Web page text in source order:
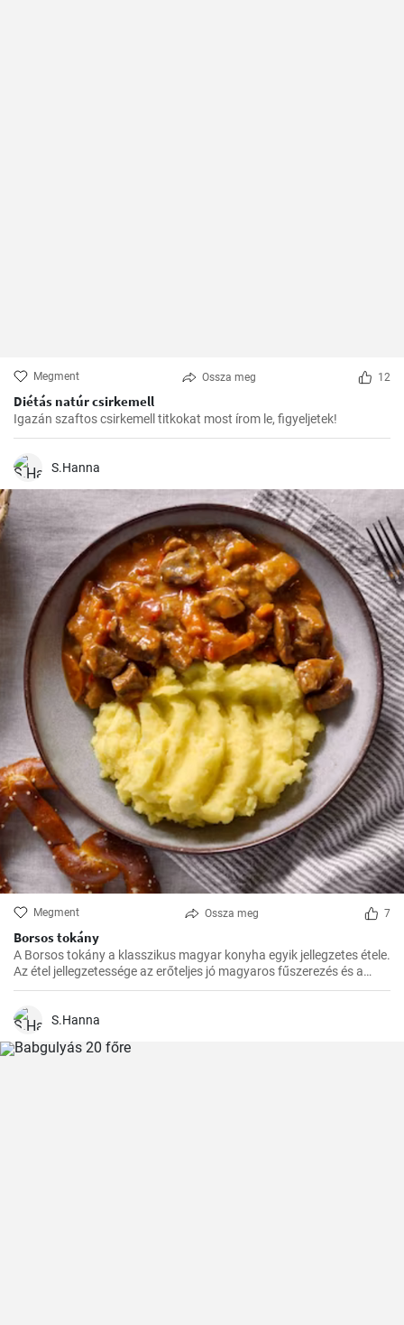
Megment Ossza meg 12
Diétás natúr csirkemell
Igazán szaftos csirkemell titkokat most írom le, figyeljetek!
S.Hanna
Megment Ossza meg 7
Borsos tokány
A Borsos tokány a klasszikus magyar konyha egyik jellegzetes étele.
Az étel jellegzetessége az erőteljes jó magyaros fűszerezés és a
hosszú, lassú főzés, melynek köszönhetően az ízek mindig
belőle.
S.Hanna